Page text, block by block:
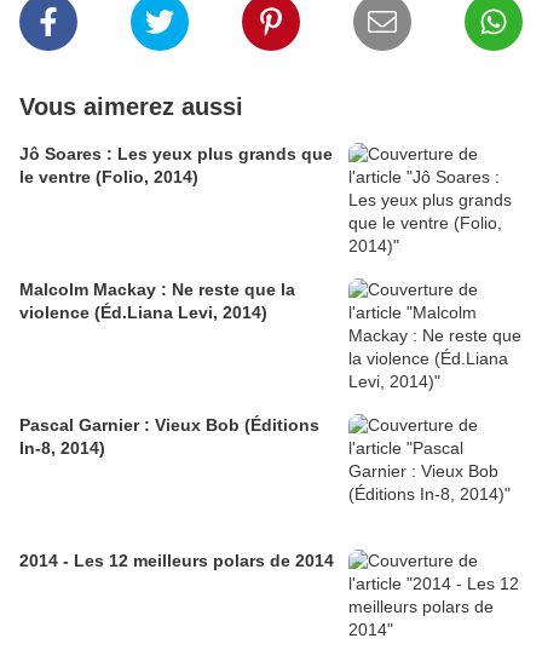
Vous aimerez aussi
Jô Soares : Les yeux plus grands que
le ventre (Folio, 2014)
Malcolm Mackay : Ne reste que la
violence (Éd.Liana Levi, 2014)
Pascal Garnier : Vieux Bob (Éditions
In-8, 2014)
2014 - Les 12 meilleurs polars de 2014